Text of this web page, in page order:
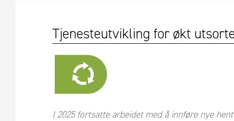
Tjenesteutvikling for økt
I 2025 fortsatte arbeidet med å innføre nye